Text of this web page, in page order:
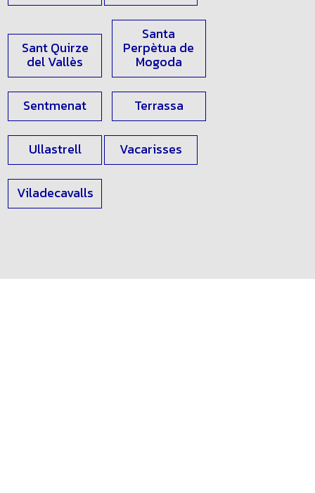
Sant Quirze
del Vallès
Santa
Perpètua de
Mogoda
Sentmenat Terrassa
Ullastrell Vacarisses
Viladecavalls